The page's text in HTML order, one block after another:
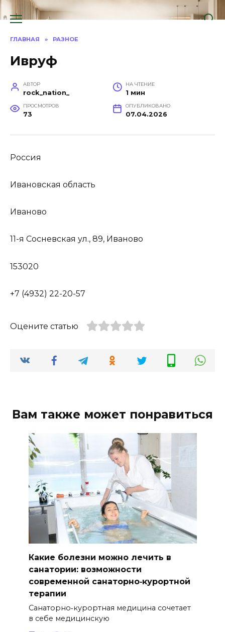
Перейти
к
ГЛАВНАЯ » РАЗНОЕ
Ивруф
АВТОР
rock_nation_
НА ЧТЕНИЕ
1 мин
ПРОСМОТРОВ
73
ОПУБЛИКОВАНО
07.04.2026
Россия
Ивановская область
Иваново
11-я Сосневская ул., 89, Иваново
153020
+7 (4932) 22-20-57
Оцените статью
Вам также может понравиться
Какие болезни можно лечить в
санатории: возможности
современной санаторно‑курортной
терапии
Санаторно‑курортная медицина сочетает
в себе медицинскую